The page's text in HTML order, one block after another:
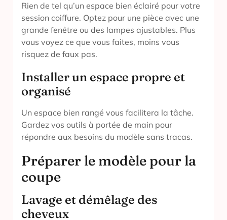
Rien de tel qu’un espace bien éclairé pour votre
session coiffure. Optez pour une pièce avec une
grande fenêtre ou des lampes ajustables. Plus
vous voyez ce que vous faites, moins vous
risquez de faux pas.
Installer un espace propre et
organisé
Un espace bien rangé vous facilitera la tâche.
Gardez vos outils à portée de main pour
répondre aux besoins du modèle sans tracas.
Préparer le modèle pour la
coupe
Lavage et démêlage des
cheveux